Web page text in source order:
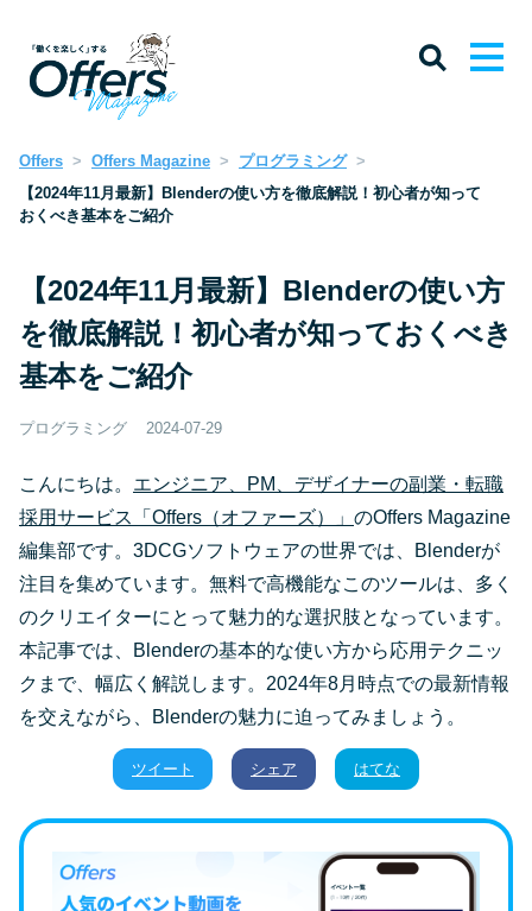
Offers Offers Magazine
プログラミング
【2024年11月最新】Blenderの使い方を徹底解説！初心者が知って
おくべき基本をご紹介
【2024年11月最新】Blenderの使い方
を徹底解説！初心者が知っておくべき
基本をご紹介
プログラミング 2024-07-29
こんにちは。 エンジニア、PM、デザイナーの副業・転職
採用サービス「Offers（オファーズ）」 のOffers Magazine
編集部です。3DCGソフトウェアの世界では、Blenderが
注目を集めています。無料で高機能なこのツールは、多く
のクリエイターにとって魅力的な選択肢となっています。
本記事では、Blenderの基本的な使い方から応用テクニッ
クまで、幅広く解説します。2024年8月時点での最新情報
を交えながら、Blenderの魅力に迫ってみましょう。
ツイート シェア はてな